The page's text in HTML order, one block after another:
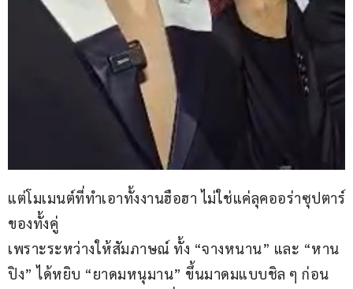
แต่โมเมนต์ที่ทำเอาทั้งงานฮือฮา ไม่ใช่แค่ลุคออร่าซุปตาร์
ของทั้งคู่
เพราะระหว่างให้สัมภาษณ์ ทั้ง “จางหนาน” และ “หาน
ปิง” ได้หยิบ “ยาดมหนุมาน” ขึ้นมาดมแบบชิล ๆ ก่อน